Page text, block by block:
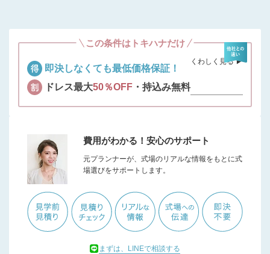
この条件はトキハナだけ
即決しなくても最低価格保証！
ドレス最大50％OFF ・持込み無料
くわしく見る ▶︎
費用がわかる！安心のサポート
元プランナーが、式場のリアルな情報をもとに式
場選びをサポートします。
まずは、LINEで相談する